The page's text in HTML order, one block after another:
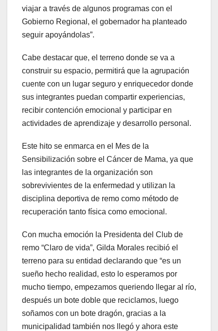
viajar a través de algunos programas con el
Gobierno Regional, el gobernador ha planteado
seguir apoyándolas”.
Cabe destacar que, el terreno donde se va a
construir su espacio, permitirá que la agrupación
cuente con un lugar seguro y enriquecedor donde
sus integrantes puedan compartir experiencias,
recibir contención emocional y participar en
actividades de aprendizaje y desarrollo personal.
Este hito se enmarca en el Mes de la
Sensibilización sobre el Cáncer de Mama, ya que
las integrantes de la organización son
sobrevivientes de la enfermedad y utilizan la
disciplina deportiva de remo como método de
recuperación tanto física como emocional.
Con mucha emoción la Presidenta del Club de
remo “Claro de vida”, Gilda Morales recibió el
terreno para su entidad declarando que “es un
sueño hecho realidad, esto lo esperamos por
mucho tiempo, empezamos queriendo llegar al río,
después un bote doble que reciclamos, luego
soñamos con un bote dragón, gracias a la
municipalidad también nos llegó y ahora este